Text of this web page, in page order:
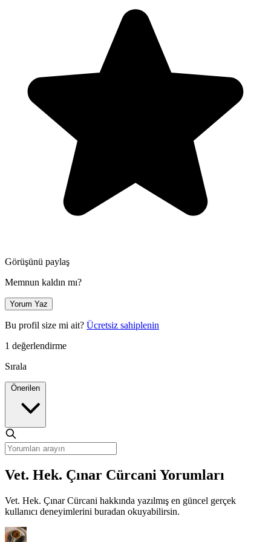
Görüşünü paylaş
Memnun kaldın mı?
Yorum Yaz
Bu profil size mi ait? Ücretsiz sahiplenin
1 değerlendirme
Sırala
Vet. Hek. Çınar Cürcani Yorumları
Vet. Hek. Çınar Cürcani hakkında yazılmış en güncel gerçek
kullanıcı deneyimlerini buradan okuyabilirsin.